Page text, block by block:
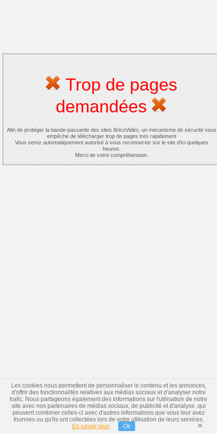
Trop de pages
demandées
Afin de protéger la bande-passante des sites BricoVidéo, un mécanisme de sécurité vous
empêche de télécharger trop de pages très rapidement
Vous serez automatiquement autorisé à vous reconnecter sur le site d'ici quelques
heures.
Merci de votre compréhension.
Les cookies nous permettent de personnaliser le contenu et les annonces,
d'offrir des fonctionnalités relatives aux médias sociaux et d'analyser notre
trafic. Nous partageons également des informations sur l'utilisation de notre
site avec nos partenaires de médias sociaux, de publicité et d'analyse, qui
peuvent combiner celles-ci avec d'autres informations que vous leur avez
fournies ou qu'ils ont collectées lors de votre utilisation de leurs services.
En savoir plus
Ok ×